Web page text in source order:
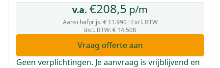
v.a. €208,5 p/m
Aanschafprijs:€ 11.990· Excl. BTW
Incl. BTW:€ 14.508
Vraag offerte aan
Geen verplichtingen. Je aanvraag is vrijblijvend en